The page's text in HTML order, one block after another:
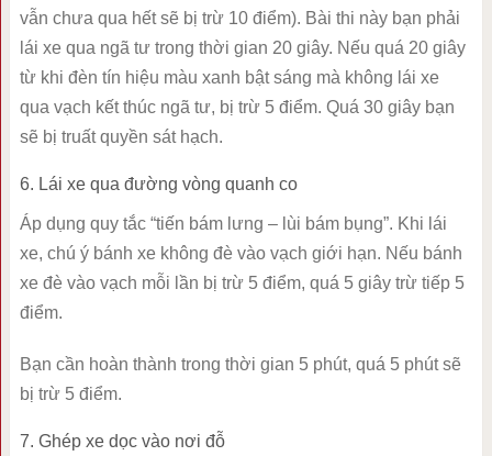
vẫn chưa qua hết sẽ bị trừ 10 điểm). Bài thi này bạn phải
lái xe qua ngã tư trong thời gian 20 giây. Nếu quá 20 giây
từ khi đèn tín hiệu màu xanh bật sáng mà không lái xe
qua vạch kết thúc ngã tư, bị trừ 5 điểm. Quá 30 giây bạn
sẽ bị truất quyền sát hạch.
6. Lái xe qua đường vòng quanh co
Áp dụng quy tắc “tiến bám lưng – lùi bám bụng”. Khi lái
xe, chú ý bánh xe không đè vào vạch giới hạn. Nếu bánh
xe đè vào vạch mỗi lần bị trừ 5 điểm, quá 5 giây trừ tiếp 5
điểm.
Bạn cần hoàn thành trong thời gian 5 phút, quá 5 phút sẽ
bị trừ 5 điểm.
7. Ghép xe dọc vào nơi đỗ